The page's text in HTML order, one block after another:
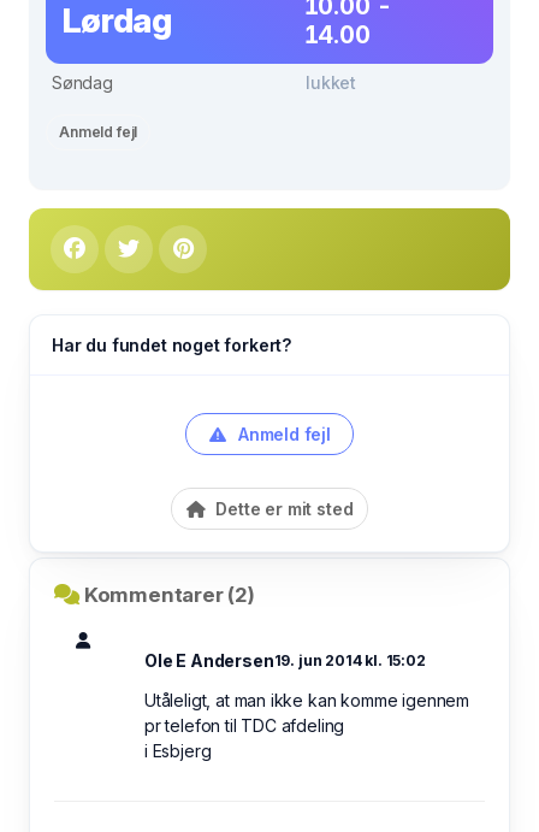
Lørdag
10.00 -
14.00
Søndag lukket
Anmeld fejl
Har du fundet noget forkert?
Anmeld fejl
Dette er mit sted
Kommentarer (2)
Ole E Andersen19. jun 2014 kl. 15:02
Utåleligt, at man ikke kan komme igennem
pr telefon til TDC afdeling
i Esbjerg